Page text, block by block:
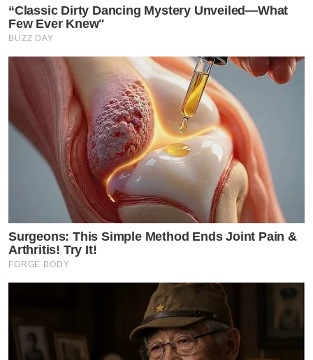
“Classic Dirty Dancing Mystery Unveiled—What
Few Ever Knew"
BUZZ DAY
Surgeons: This Simple Method Ends Joint Pain &
Arthritis! Try It!
FORGE BODY